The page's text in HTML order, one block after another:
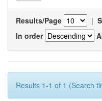
Results/Page |
In order
Results 1-1 of 1 (Search